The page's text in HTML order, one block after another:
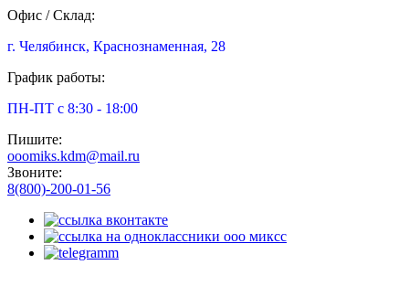
Офис / Склад:
г. Челябинск, Краснознаменная, 28
График работы:
ПН-ПТ с 8:30 - 18:00
Пишите:
ooomiks.kdm@mail.ru
Звоните:
8(800)-200-01-56